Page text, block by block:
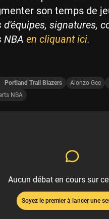
son temps de
d'équipes, signatures,
NBA en cliquant ici.
Portland Trail Blazers Alonzo Gee
NBA
Aucun débat en cours sur
Soyez le premier à lancer une